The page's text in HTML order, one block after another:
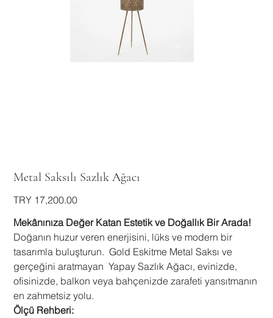
Metal Saksılı Sazlık Ağacı
Price
TRY 17,200.00
Mekânınıza Değer Katan Estetik ve Doğallık Bir Arada!
Doğanın huzur veren enerjisini, lüks ve modern bir
tasarımla buluşturun. Gold Eskitme Metal Saksı ve
gerçeğini aratmayan Yapay Sazlık Ağacı, evinizde,
ofisinizde, balkon veya bahçenizde zarafeti yansıtmanın
en zahmetsiz yolu.
Ölçü Rehberi: